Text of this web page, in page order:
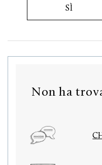
SÌ
Non ha